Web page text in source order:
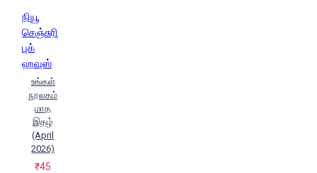
நியூ
செஞ்சுரி
புக்
ஹவுஸ்
உங்கள்
நூலகம்
மாத
இதழ்
(April
2026)
₹45